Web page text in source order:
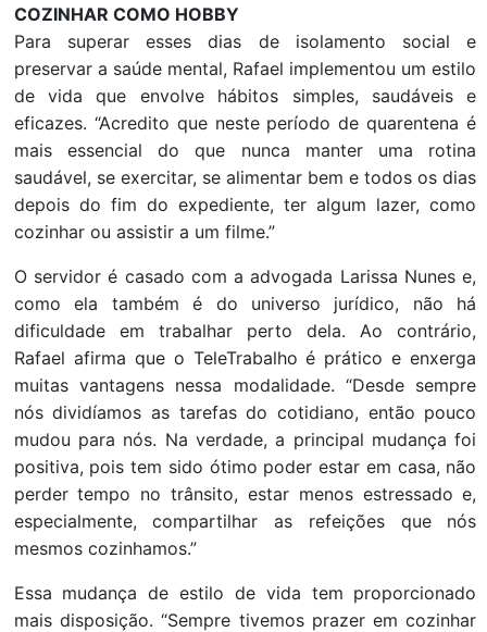
COZINHAR COMO HOBBY
Para superar esses dias de isolamento social e
preservar a saúde mental, Rafael implementou um estilo
de vida que envolve hábitos simples, saudáveis e
eficazes. “Acredito que neste período de quarentena é
mais essencial do que nunca manter uma rotina
saudável, se exercitar, se alimentar bem e todos os dias
depois do fim do expediente, ter algum lazer, como
cozinhar ou assistir a um filme.”
O servidor é casado com a advogada Larissa Nunes e,
como ela também é do universo jurídico, não há
dificuldade em trabalhar perto dela. Ao contrário,
Rafael afirma que o TeleTrabalho é prático e enxerga
muitas vantagens nessa modalidade. “Desde sempre
nós dividíamos as tarefas do cotidiano, então pouco
mudou para nós. Na verdade, a principal mudança foi
positiva, pois tem sido ótimo poder estar em casa, não
perder tempo no trânsito, estar menos estressado e,
especialmente, compartilhar as refeições que nós
mesmos cozinhamos.”
Essa mudança de estilo de vida tem proporcionado
mais disposição. “Sempre tivemos prazer em cozinhar